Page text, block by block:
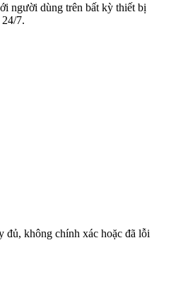
người dùng trên bất kỳ thiết bị
7.
đủ, không chính xác hoặc đã lỗi